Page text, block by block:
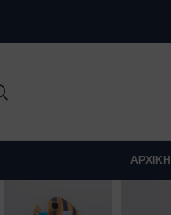
ΑΡΧΙΚΉ